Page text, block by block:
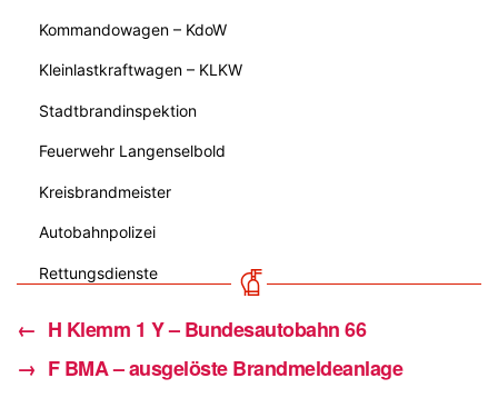
Kommandowagen – KdoW
Kleinlastkraftwagen – KLKW
Stadtbrandinspektion
Feuerwehr Langenselbold
Kreisbrandmeister
Autobahnpolizei
Rettungsdienste
← H Klemm 1 Y – Bundesautobahn 66
→ F BMA – ausgelöste Brandmeldeanlage